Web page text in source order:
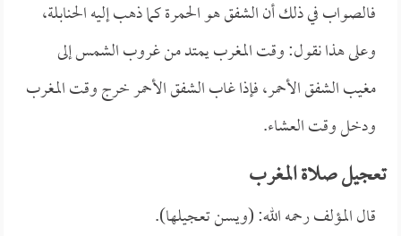
فالصواب في ذلك أن الشفق هو الحمرة كما ذهب إليه الحنابلة،
وعلى هذا نقول: وقت المغرب يمتد من غروب الشمس إلى
مغيب الشفق الأحمر، فإذا غاب الشفق الأحمر خرج وقت المغرب
ودخل وقت العشاء.
تعجيل صلاة المغرب
قال المؤلف رحمه الله: (ويسن تعجيلها).